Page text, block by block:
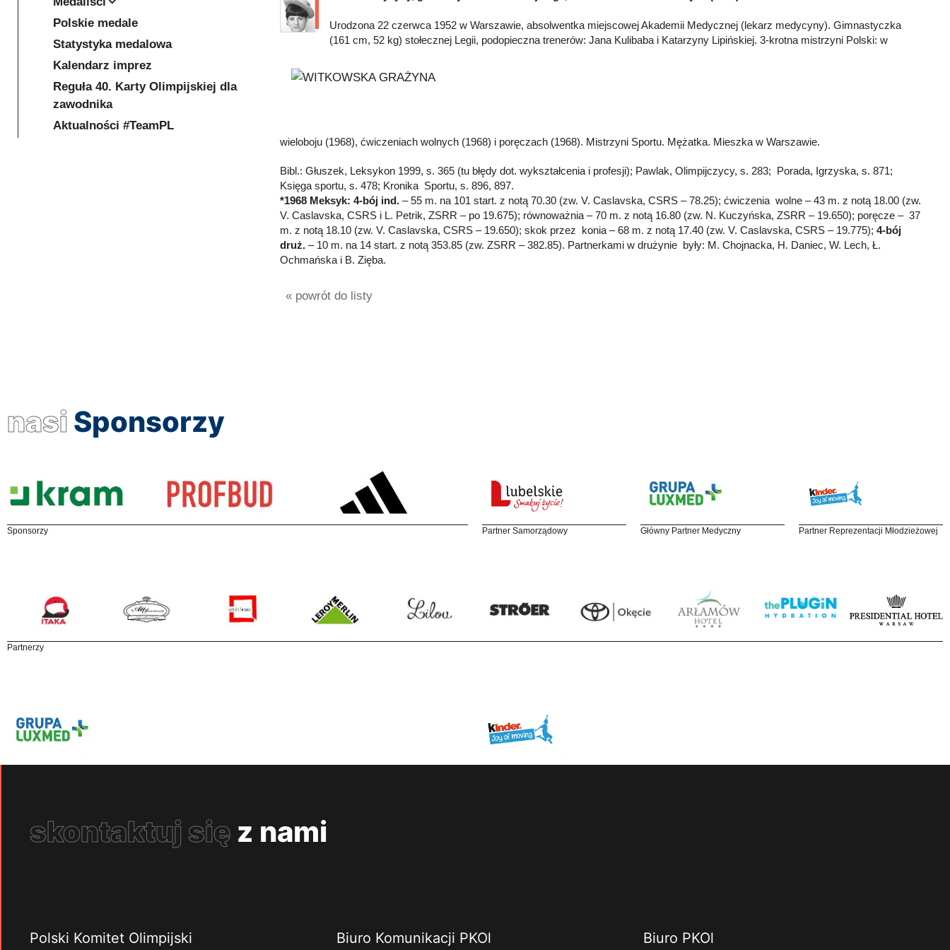
Urodzona 22 czerwca 1952 w Warszawie, absolwentka miejscowej Akademii Medycznej (lekarz medycyny). Gimnastyczka
(161 cm, 52 kg) stołecznej Legii, podopieczna trenerów: Jana Kulibaba i Katarzyny Lipińskiej. 3-krotna mistrzyni Polski: w
wieloboju (1968), ćwiczeniach wolnych (1968) i poręczach (1968). Mistrzyni Sportu. Mężatka. Mieszka w Warszawie.
Bibl.: Głuszek, Leksykon 1999, s. 365 (tu błędy dot. wykształcenia i profesji); Pawlak, Olimpijczycy, s. 283; Porada, Igrzyska, s. 871;
Księga sportu, s. 478; Kronika Sportu, s. 896, 897.
*1968 Meksyk: 4-bój ind. – 55 m. na 101 start. z notą 70.30 (zw. V. Caslavska, CSRS – 78.25); ćwiczenia wolne – 43 m. z notą 18.00 (zw.
V. Caslavska, CSRS i L. Petrik, ZSRR – po 19.675); równoważnia – 70 m. z notą 16.80 (zw. N. Kuczyńska, ZSRR – 19.650); poręcze – 37
m. z notą 18.10 (zw. V. Caslavska, CSRS – 19.650); skok przez konia – 68 m. z notą 17.40 (zw. V. Caslavska, CSRS – 19.775); 4-bój
druż. – 10 m. na 14 start. z notą 353.85 (zw. ZSRR – 382.85). Partnerkami w drużynie były: M. Chojnacka, H. Daniec, W. Lech, Ł.
Ochmańska i B. Zięba.
« powrót do listy
Polskie medale
Statystyka medalowa
Kalendarz imprez
Reguła 40. Karty Olimpijskiej dla
zawodnika
Aktualności #TeamPL
nasi Sponsorzy
Sponsorzy Partner Samorządowy Główny Partner Medyczny Partner Reprezentacji Młodzieżowej
Partnerzy
skontaktuj się z nami
Polski Komitet Olimpijski Biuro Komunikacji PKOl Biuro PKOl